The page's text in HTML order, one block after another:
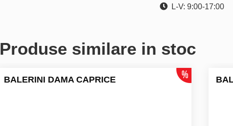
L-V: 9:00-17:00
Produse similare in stoc
BALERINI DAMA CAPRICE